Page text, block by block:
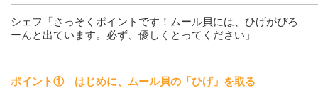
シェフ「さっそくポイントです！ムール貝には、ひげがぴろ
ーんと出ています。必ず、優しくとってください」
ポイント① はじめに、ムール貝の「ひげ」を取る